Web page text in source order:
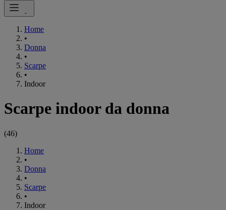
Home
•
Donna
•
Scarpe
•
Indoor
Scarpe indoor da donna
(46)
Home
•
Donna
•
Scarpe
•
Indoor